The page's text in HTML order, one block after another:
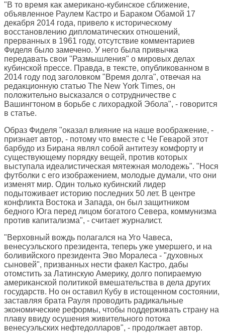
"В то время как американо-кубинское сближение,
объявленное Раулем Кастро и Бараком Обамой 17
декабря 2014 года, привело к историческому
восстановлению дипломатических отношений,
прерванных в 1961 году, отсутствие комментариев
Фиделя было замечено. У него была привычка
передавать свои "Размышления" о мировых делах
кубинской прессе. Правда, в тексте, опубликованном в
2014 году под заголовком "Время долга", отвечая на
редакционную статью The New York Times, он
положительно высказался о сотрудничестве с
Вашингтоном в борьбе с лихорадкой Эбола", - говорится
в статье.
Образ Фиделя "оказал влияние на наше воображение, -
признает автор, - потому что вместе с Че Геварой этот
барбудо из Бирана являл собой антитезу комфорту и
существующему порядку вещей, против которых
выступала идеалистическая мятежная молодежь". "Нося
футболки с его изображением, молодые думали, что они
изменят мир. Один только кубинский лидер
подытоживает историю последних 50 лет. В центре
конфликта Востока и Запада, он был защитником
бедного Юга перед лицом богатого Севера, коммунизма
против капитализма", - считает журналист.
"Верховный вождь полагался на Уго Чавеса,
венесуэльского президента, теперь уже умершего, и на
боливийского президента Эво Моралеса - "духовных
сыновей", призванных нести факел Кастро, дабы
отомстить за Латинскую Америку, долго попираемую
американской политикой вмешательства в дела других
государств. Но он оставил Кубу в истощенном состоянии,
заставляя брата Рауля проводить радикальные
экономические реформы, чтобы поддерживать страну на
плаву ввиду осушения живительного потока
венесуэльских нефтедолларов", - продолжает автор.